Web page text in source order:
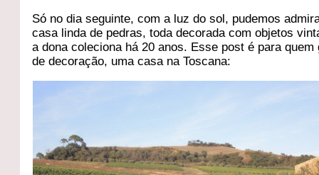
Só no dia seguinte, com a luz do sol, pudemos
casa linda de pedras, toda decorada com objetos
a dona coleciona há 20 anos. Esse post é para quem
de decoração, uma casa na Toscana: